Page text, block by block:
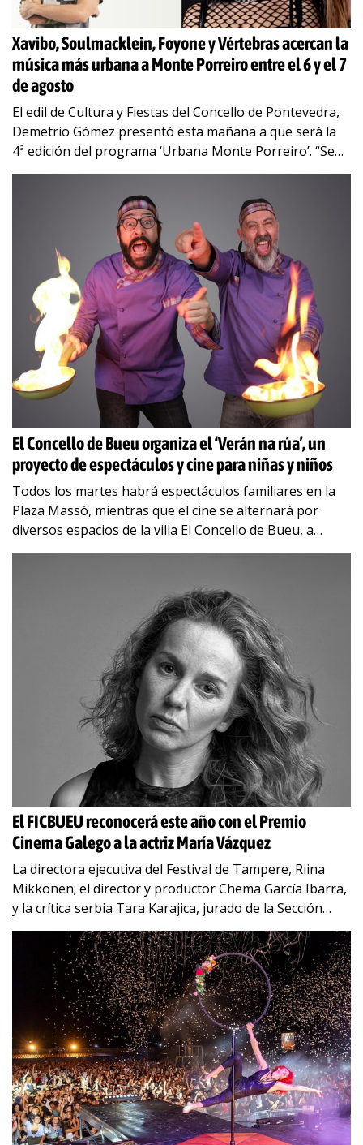
Xavibo, Soulmacklein, Foyone y Vértebras acercan la
música más urbana a Monte Porreiro entre el 6 y el 7
de agosto
El edil de Cultura y Fiestas del Concello de Pontevedra,
Demetrio Gómez presentó esta mañana a que será la
4ª edición del programa ‘Urbana Monte Porreiro’. “Se
va a desarrollar…
El Concello de Bueu organiza el ‘Verán na rúa’, un
proyecto de espectáculos y cine para niñas y niños
Todos los martes habrá espectáculos familiares en la
Plaza Massó, mientras que el cine se alternará por
diversos espacios de la villa El Concello de Bueu, a
través de la…
El FICBUEU reconocerá este año con el Premio
Cinema Galego a la actriz María Vázquez
La directora ejecutiva del Festival de Tampere, Riina
Mikkonen; el director y productor Chema García Ibarra,
y la crítica serbia Tara Karajica, jurado de la Sección
Oficial del certamen La…